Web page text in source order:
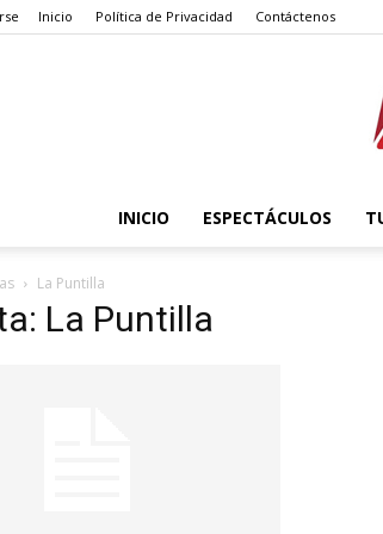
Inicio Política de Privacidad Contáctenos
INICIO ESPECTÁCULOS
La Puntilla
La Puntilla